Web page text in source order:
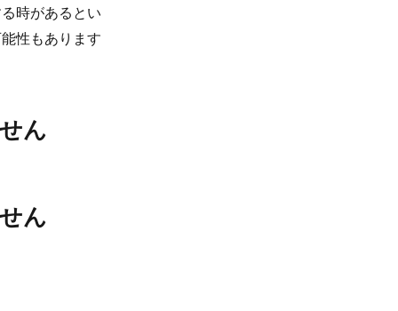
時があるとい
性もあります
ん
ん